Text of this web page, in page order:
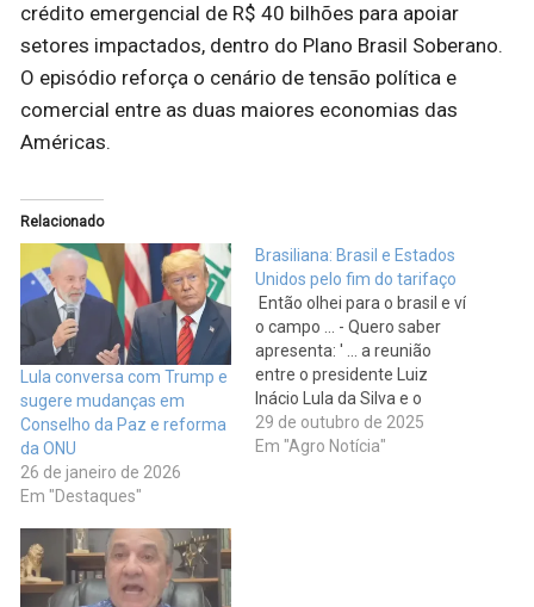
crédito emergencial de R$ 40 bilhões para apoiar
setores impactados, dentro do Plano Brasil Soberano.
O episódio reforça o cenário de tensão política e
comercial entre as duas maiores economias das
Américas.
Relacionado
Lula conversa com Trump e
sugere mudanças em
Conselho da Paz e reforma
da ONU
26 de janeiro de 2026
Em "Destaques"
Brasiliana: Brasil e Estados
Unidos pelo fim do tarifaço
Então olhei para o brasil e ví
o campo ... - Quero saber
apresenta: ' ... a reunião
entre o presidente Luiz
Inácio Lula da Silva e o
presidente dos Estados
Unidos, Donald Trump, abre
29 de outubro de 2025
Em "Agro Notícia"